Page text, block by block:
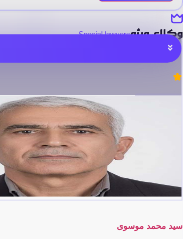
وکلای ویژهSpecial lawyers
سید محمد موسوی